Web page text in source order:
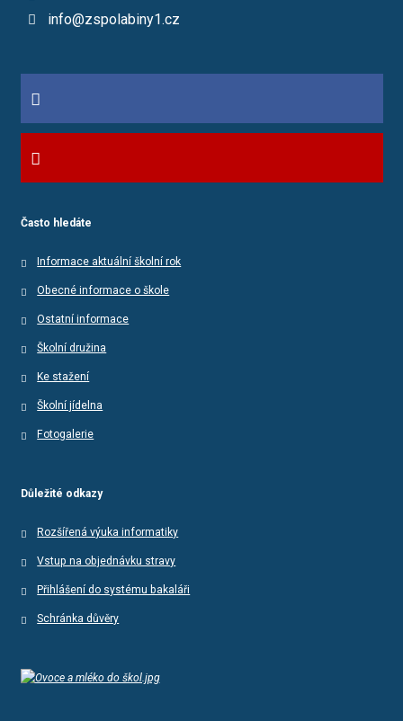
info@zspolabiny1.cz
Často hledáte
Informace aktuální školní rok
Obecné informace o škole
Ostatní informace
Školní družina
Ke stažení
Školní jídelna
Fotogalerie
Důležité odkazy
Rozšířená výuka informatiky
Vstup na objednávku stravy
Přihlášení do systému bakaláři
Schránka důvěry